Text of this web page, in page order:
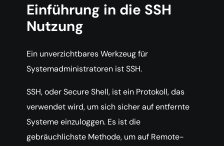
Einführung in die SSH
Nutzung
Ein unverzichtbares Werkzeug für
Systemadministratoren ist SSH.
SSH, oder Secure Shell, ist ein Protokoll, das
verwendet wird, um sich sicher auf entfernte
Systeme einzuloggen. Es ist die
gebräuchlichste Methode, um auf Remote-